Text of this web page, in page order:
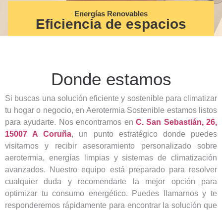
Energías Renovables
Eficiencia de espacios
Donde estamos
Si buscas una solución eficiente y sostenible para climatizar
tu hogar o negocio, en Aerotermia Sostenible estamos listos
para ayudarte. Nos encontramos en C. San Sebastián, 26,
15007 A Coruña, un punto estratégico donde puedes
visitarnos y recibir asesoramiento personalizado sobre
aerotermia, energías limpias y sistemas de climatización
avanzados. Nuestro equipo está preparado para resolver
cualquier duda y recomendarte la mejor opción para
optimizar tu consumo energético. Puedes llamarnos y te
responderemos rápidamente para encontrar la solución que